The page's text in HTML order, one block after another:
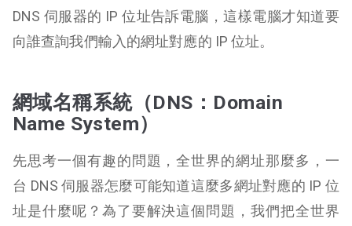
DNS 伺服器的 IP 位址告訴電腦，這樣電腦才知道要
向誰查詢我們輸入的網址對應的 IP 位址。
網域名稱系統（DNS：Domain
Name System）
先思考一個有趣的問題，全世界的網址那麼多，一
台 DNS 伺服器怎麼可能知道這麼多網址對應的 IP 位
址是什麼呢？為了要解決這個問題，我們把全世界